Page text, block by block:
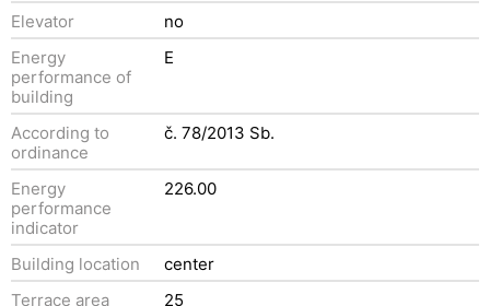
Elevator
no
Energy
performance of
building
E
According to
ordinance
č. 78/2013 Sb.
Energy
performance
indicator
226.00
Building location
center
Terrace area
25